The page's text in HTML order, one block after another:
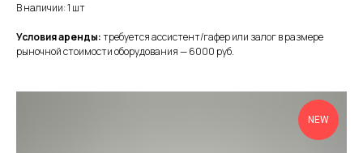
В наличии: 1 шт
Условия аренды:требуется ассистент/гафер или залог в размере
рыночной стоимости оборудования — 6000 руб.
NEW